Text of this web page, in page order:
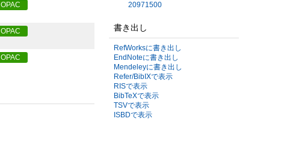
OPAC
OPAC
OPAC
20971500
書き出し
RefWorksに書き出し
EndNoteに書き出し
Mendeleyに書き出し
Refer/BibIXで表示
RISで表示
BibTeXで表示
TSVで表示
ISBDで表示